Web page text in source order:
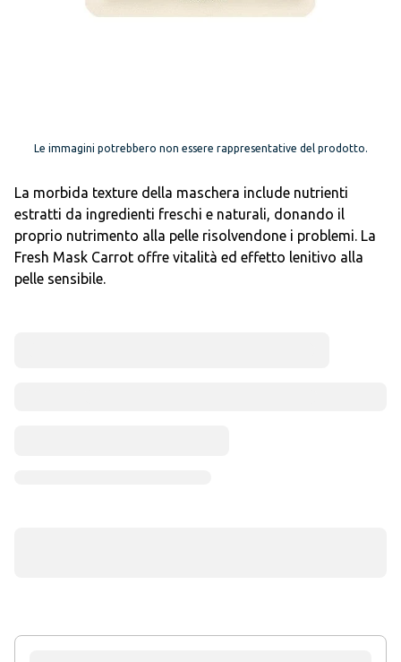
Le immagini potrebbero non essere rappresentative del prodotto.
La morbida texture della maschera include nutrienti
estratti da ingredienti freschi e naturali, donando il
proprio nutrimento alla pelle risolvendone i problemi. La
Fresh Mask Carrot offre vitalità ed effetto lenitivo alla
pelle sensibile.